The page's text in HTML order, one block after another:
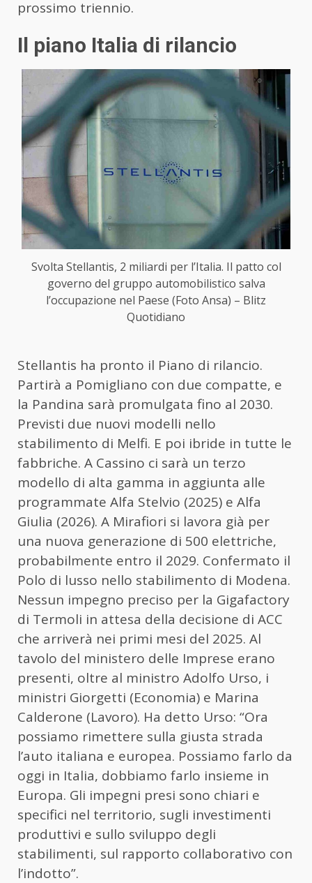
prossimo triennio.
Il piano Italia di rilancio
Svolta Stellantis, 2 miliardi per l’Italia. Il patto col
governo del gruppo automobilistico salva
l’occupazione nel Paese (Foto Ansa) – Blitz
Quotidiano
Stellantis ha pronto il Piano di rilancio.
Partirà a Pomigliano con due compatte, e
la Pandina sarà promulgata fino al 2030.
Previsti due nuovi modelli nello
stabilimento di Melfi. E poi ibride in tutte le
fabbriche. A Cassino ci sarà un terzo
modello di alta gamma in aggiunta alle
programmate Alfa Stelvio (2025) e Alfa
Giulia (2026). A Mirafiori si lavora già per
una nuova generazione di 500 elettriche,
probabilmente entro il 2029. Confermato il
Polo di lusso nello stabilimento di Modena.
Nessun impegno preciso per la Gigafactory
di Termoli in attesa della decisione di ACC
che arriverà nei primi mesi del 2025. Al
tavolo del ministero delle Imprese erano
presenti, oltre al ministro Adolfo Urso, i
ministri Giorgetti (Economia) e Marina
Calderone (Lavoro). Ha detto Urso: “Ora
possiamo rimettere sulla giusta strada
l’auto italiana e europea. Possiamo farlo da
oggi in Italia, dobbiamo farlo insieme in
Europa. Gli impegni presi sono chiari e
specifici nel territorio, sugli investimenti
produttivi e sullo sviluppo degli
stabilimenti, sul rapporto collaborativo con
l’indotto”.